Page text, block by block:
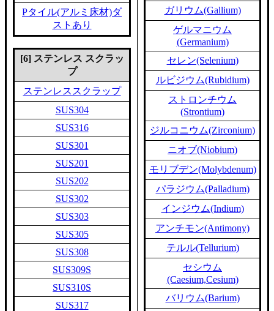
Pタイル(アルミ床材)ダ
ストあり
[6] ステンレス スクラッ
プ
ステンレススクラップ
SUS304
SUS316
SUS301
SUS201
SUS202
SUS302
SUS303
SUS305
SUS308
SUS309S
SUS310S
SUS317
ガリウム(Gallium)
ゲルマニウム
(Germanium)
セレン(Selenium)
ルビジウム(Rubidium)
ストロンチウム
(Strontium)
ジルコニウム(Zirconium)
ニオブ(Niobium)
モリブデン(Molybdenum)
パラジウム(Palladium)
インジウム(Indium)
アンチモン(Antimony)
テルル(Tellurium)
セシウム
(Caesium,Cesium)
バリウム(Barium)